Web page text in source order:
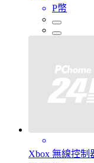
P幣
Xbox 無線控制